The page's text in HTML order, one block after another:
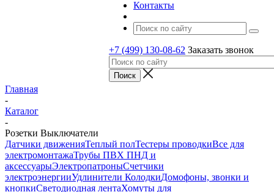
Контакты
+7 (499) 130-08-62 Заказать звонок
Главная
-
Каталог
-
Розетки Выключатели
Датчики движенияТеплый полТестеры проводкиВсе для
электромонтажаТрубы ПВХ ПНД и
аксессуарыЭлектропатроныСчетчики
электроэнергииУдлинители КолодкиДомофоны, звонки и
кнопкиСветодиодная лентаХомуты для